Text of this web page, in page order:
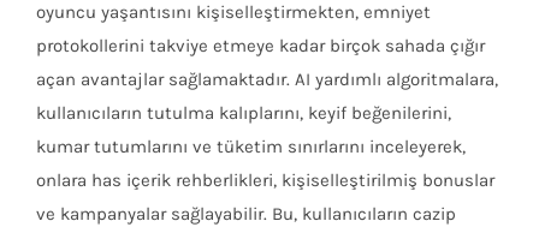
oyuncu yaşantısını kişiselleştirmekten, emniyet
protokollerini takviye etmeye kadar birçok sahada çığır
açan avantajlar sağlamaktadır. AI yardımlı algoritmalara,
kullanıcıların tutulma kalıplarını, keyif beğenilerini,
kumar tutumlarını ve tüketim sınırlarını inceleyerek,
onlara has içerik rehberlikleri, kişiselleştirilmiş bonuslar
ve kampanyalar sağlayabilir. Bu, kullanıcıların cazip